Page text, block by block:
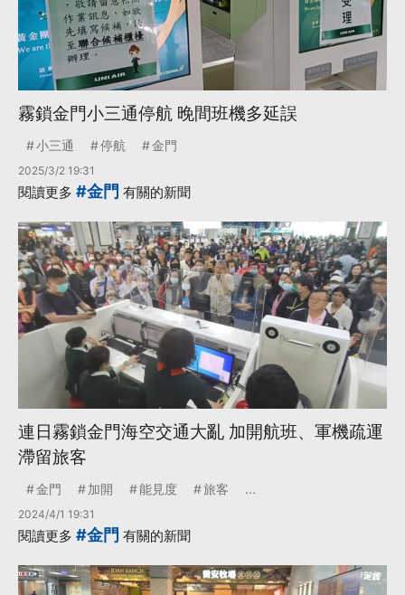
霧鎖金門小三通停航 晚間班機多延誤
小三通 停航 金門
2025/3/2 19:31
閱讀更多 #金門 有關的新聞
連日霧鎖金門海空交通大亂 加開航班、軍機疏運
滯留旅客
金門 加開 能見度 旅客 ...
2024/4/1 19:31
閱讀更多 #金門 有關的新聞